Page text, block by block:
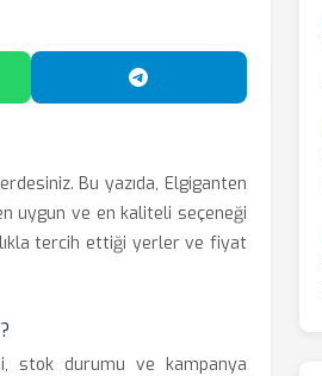
Paylaş Telegram'da Paylaş
Bu yazıda, Elgiganten
uygun ve en kaliteli seçeneği
tercih ettiği yerler ve fiyat
stok durumu ve kampanya